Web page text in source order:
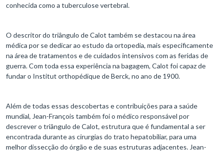
conhecida como a tuberculose vertebral.
O descritor do triângulo de Calot também se destacou na área
médica por se dedicar ao estudo da ortopedia, mais especificamente
na área de tratamentos e de cuidados intensivos com as feridas de
guerra. Com toda essa experiência na bagagem, Calot foi capaz de
fundar o Institut orthopédique de Berck, no ano de 1900.
Além de todas essas descobertas e contribuições para a saúde
mundial, Jean-François também foi o médico responsável por
descrever o triângulo de Calot, estrutura que é fundamental a ser
encontrada durante as cirurgias do trato hepatobiliar, para uma
melhor dissecção do órgão e de suas estruturas adjacentes. Jean-